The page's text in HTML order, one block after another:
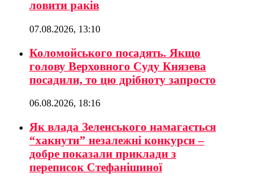
ловити раків
07.08.2026, 13:10
Коломойського посадять. Якщо
голову Верховного Суду Князева
посадили, то цю дрібноту запросто
06.08.2026, 18:16
Як влада Зеленського намагається
“хакнути” незалежні конкурси –
добре показали приклади з
переписок Стефанішиної